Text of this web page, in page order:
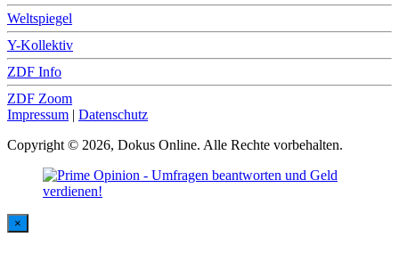
Weltspiegel
Y-Kollektiv
ZDF Info
ZDF Zoom
Impressum | Datenschutz
Copyright © 2026, Dokus Online. Alle Rechte vorbehalten.
×